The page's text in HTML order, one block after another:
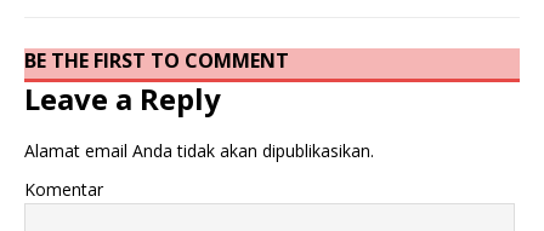
BE THE FIRST TO COMMENT
Leave a Reply
Alamat email Anda tidak akan dipublikasikan.
Komentar